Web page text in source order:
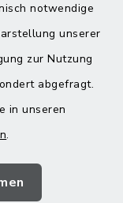
notwendige
unserer
zur Nutzung
abgefragt.
in unseren
.